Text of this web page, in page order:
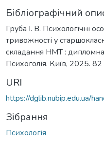
Бібліографічний
Груба І. В. Психологічні
тривожності у
складання НМТ :
Психоголія. Київ, 2025. 82
URI
https://dglib.nubip.edu.ua/
Зібрання
Психологія